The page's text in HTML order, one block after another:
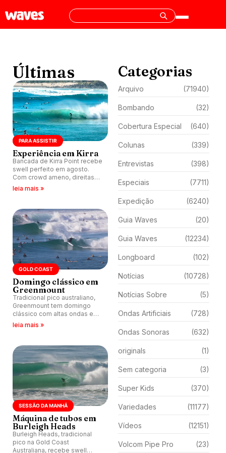
Últimas
PARA ASSISTIR
Experiência em Kirra
Bancada de Kirra Point recebe
swell perfeito em agosto.
Com crowd ameno, direitas
reforçam potencial da região.
leia mais »
GOLD COAST
Domingo clássico em
Greenmount
Tradicional pico australiano,
Greenmount tem domingo
clássico com altas ondas e
muito crowd.
leia mais »
SESSÃO DA MANHÃ
Máquina de tubos em
Burleigh Heads
Burleigh Heads, tradicional
pico na Gold Coast
Australiana, recebe swell
Categorias
Arquivo (71940)
Bombando (32)
Cobertura Especial (640)
Colunas (339)
Entrevistas (398)
Especiais (7711)
Expedição (6240)
Guia Waves (20)
Guia Waves (12234)
Longboard (102)
Notícias (10728)
Notícias Sobre (5)
Ondas Artificiais (728)
Ondas Sonoras (632)
originals (1)
Sem categoria (3)
Super Kids (370)
Variedades (11177)
Vídeos (12151)
Volcom Pipe Pro (23)